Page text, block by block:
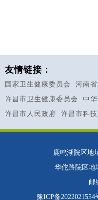
友情链接：
国家卫生健康委员会
河南
许昌市卫生健康委员会
中
许昌市人民政府
许昌市科技
鹿鸣湖院区地
华佗路院区地
邮
豫ICP备2022021554